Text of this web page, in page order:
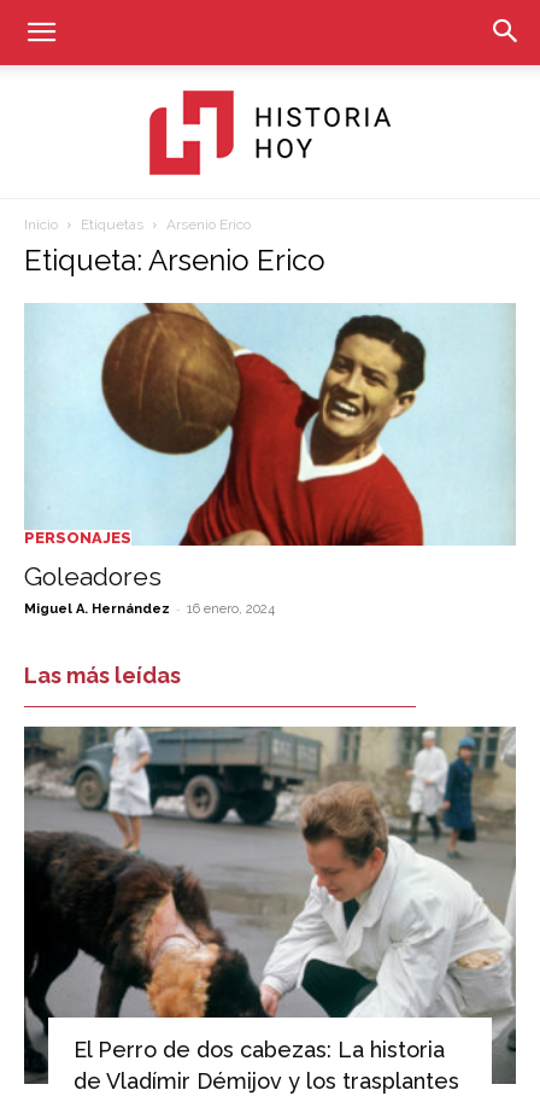
Inicio Etiquetas Arsenio Erico
Etiqueta: Arsenio Erico
PERSONAJES
Goleadores
Miguel A. Hernández - 16 enero, 2024
Las más leídas
El Perro de dos cabezas: La historia
de Vladímir Démijov y los trasplantes